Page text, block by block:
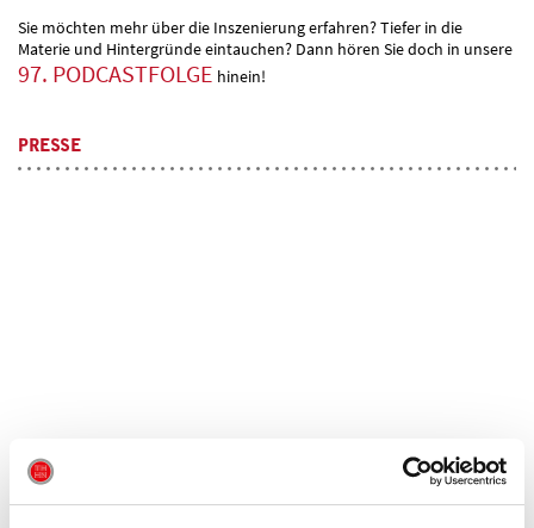
Sie möchten mehr über die Inszenierung erfahren? Tiefer in die
Materie und Hintergründe eintauchen? Dann hören Sie doch in unsere
97. PODCASTFOLGE hinein!
PRESSE
Bitte akzeptieren Sie alle Cookies, um dieses Video anzusehen.